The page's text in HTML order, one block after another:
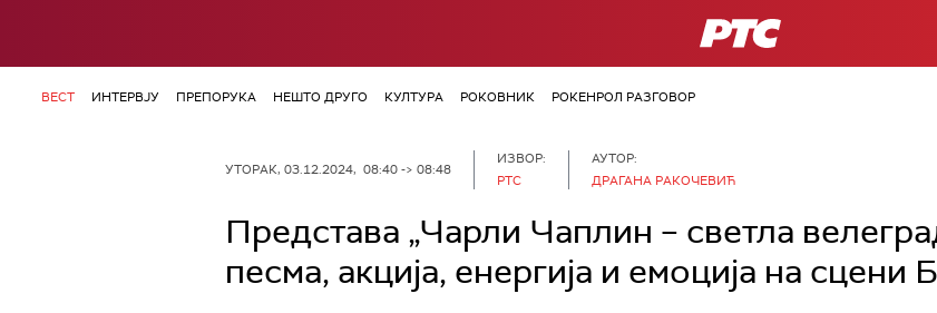
РТС
ВЕСТ ИНТЕРВЈУ ПРЕПОРУКА НЕШТО ДРУГО КУЛТУРА РОКОВНИК РОКЕНРОЛ РАЗГОВОР
УТОРАК, 03.12.2024, 08:40 -> 08:48
ИЗВОР:
РТС
АУТОР:
ДРАГАНА РАКОЧЕВИЋ
Представа „Чарли Чаплин – светла
песма, акција, енергија и емоција на сцени